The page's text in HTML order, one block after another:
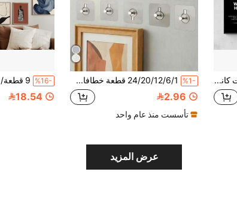
6 قطع/مجموعة ملصقات كانفاس بتصاميم شعارات تحفيزية بدون إطار، لوحات جدارية إيجابية، ديكور مكتبي، اعمل بجد، احلم كبير، لا تستسلم أبدًا، صور ديكور الجدران للمكتب والغرفة المعيشية والنوم والمطبخ، ديكور المنزل والمكتب %1- 24/20/12/6/1 قطعة خطافات إطار صور ذاتية اللصق، خطافات جدارية بدون حفر، مناسبة للمطبخ والحمام وديكور المنزل والصور والفن الجداري المؤطر وديكور الغرفة والألواح الجدارية المؤطرة والفن الجداري المؤطر والملصقات والصور
2.96
تأسست منذ عام واحد
%16-
18.54
عرض المزيد